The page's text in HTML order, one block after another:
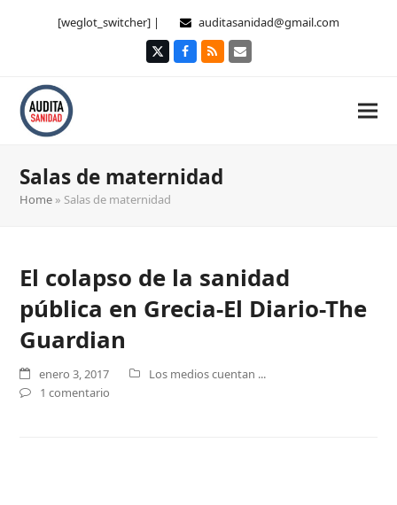
[weglot_switcher] | auditasanidad@gmail.com
TwitterFacebook
RSS Correo
Salas de maternidad
Home » Salas de maternidad
El colapso de la sanidad
pública en Grecia-El Diario-The
Guardian
enero 3, 2017
Los medios cuentan ...
1 comentario